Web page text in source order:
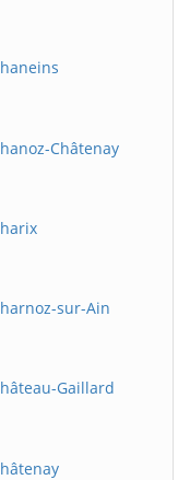
Châtenay
sur-Ain
Gaillard